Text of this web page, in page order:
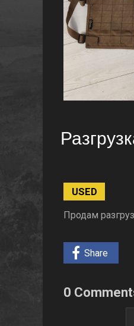
USED
Продам
Share
0